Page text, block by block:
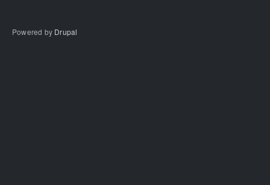
Powered by Drupal